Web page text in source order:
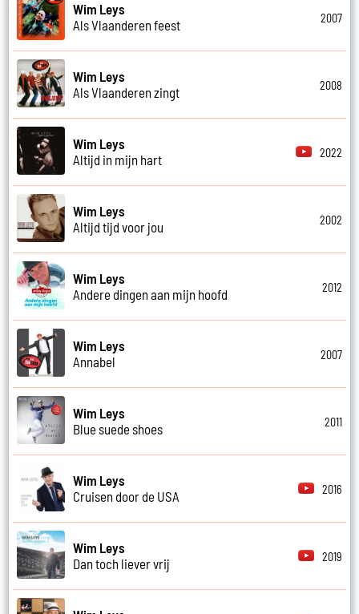
Wim Leys
Als Vlaanderen feest
2007
Wim Leys
Als Vlaanderen zingt
2008
Wim Leys
Altijd in mijn hart
2022
Wim Leys
Altijd tijd voor jou
2002
Wim Leys
Andere dingen aan mijn hoofd
2012
Wim Leys
Annabel
2007
Wim Leys
Blue suede shoes
2011
Wim Leys
Cruisen door de USA
2016
Wim Leys
Dan toch liever vrij
2019